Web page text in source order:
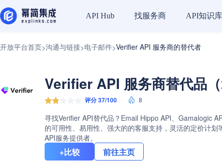
API Hub 找服务商 API知识库
开放平台首页>沟通与链接>电子邮件>Verifier API 服务商的替代者
Verifier API 服务商替代品
评分 37/100 8
寻找Verifier API替代品？Email Hippo API、Gamalogic
的可用性、易用性、强大的的客服支持，灵活的定价计
API服务提供者。
+比较 前往主页